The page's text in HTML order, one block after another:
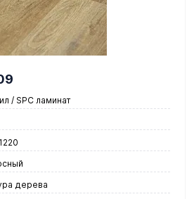
/ SPC ламинат
дерева